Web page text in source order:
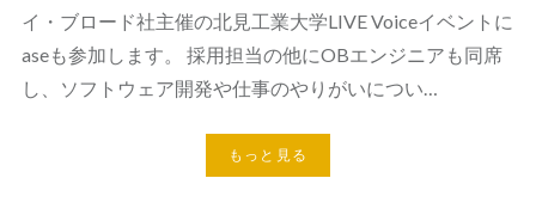
イ・ブロード社主催の北見工業大学LIVE Voiceイベントに
aseも参加します。 採用担当の他にOBエンジニアも同席
し、ソフトウェア開発や仕事のやりがいについ…
もっと見る